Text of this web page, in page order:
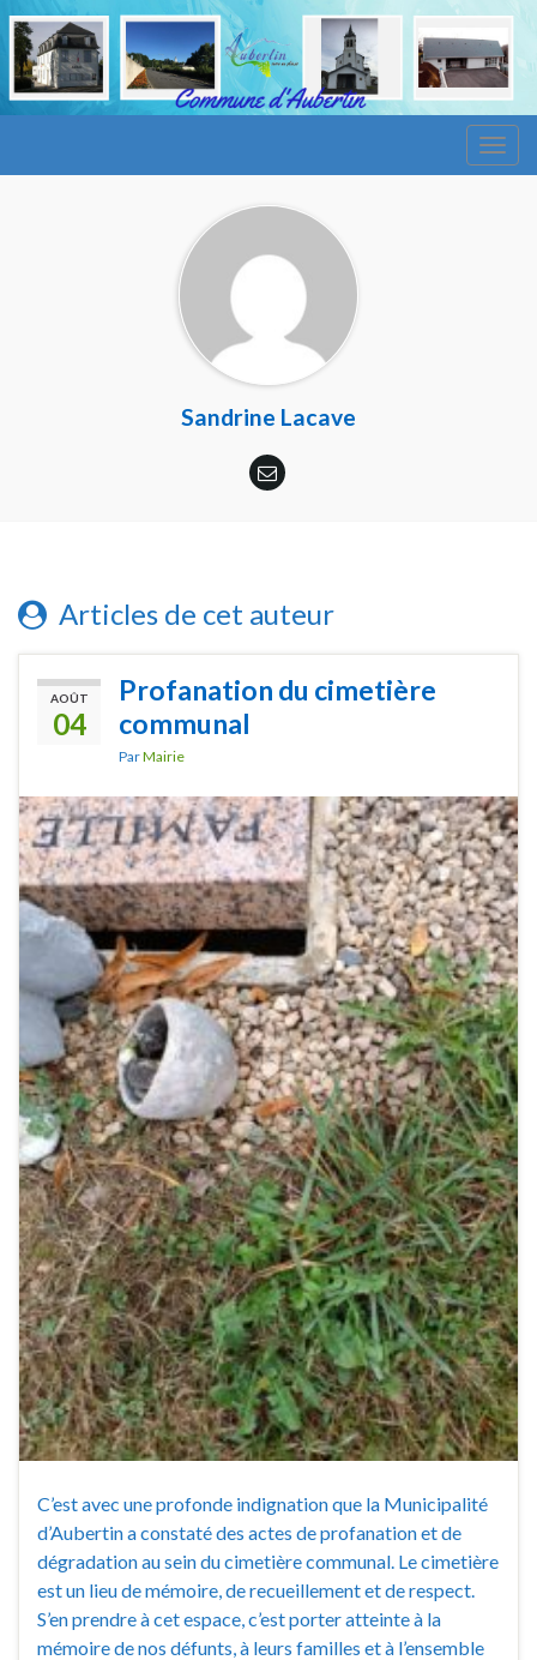
Sandrine Lacave
Articles de cet auteur
AOÛT
04
Profanation du cimetière
communal
ParMairie
C’est avec une profonde indignation que la Municipalité
d’Aubertin a constaté des actes de profanation et de
dégradation au sein du cimetière communal. Le cimetière
est un lieu de mémoire, de recueillement et de respect.
S’en prendre à cet espace, c’est porter atteinte à la
mémoire de nos défunts, à leurs familles et à l’ensemble